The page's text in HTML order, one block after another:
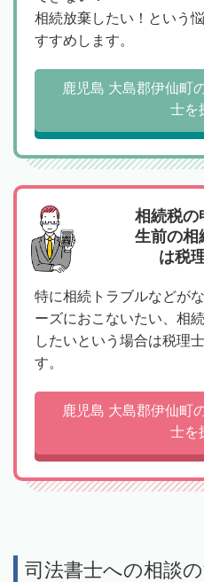
相続放棄したい！という
すすめします。
鹿児島 大島郡伊仙町
士を
相続税の
生前の相
は税
特に相続トラブルなどが
ーズにおこないたい、相
したいという場合は税理
す。
鹿児島 大島郡伊仙町
士を
司法書士への相談